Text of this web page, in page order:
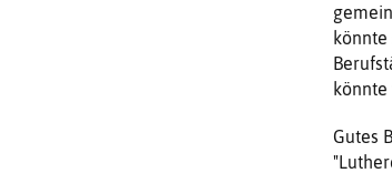
Gutes